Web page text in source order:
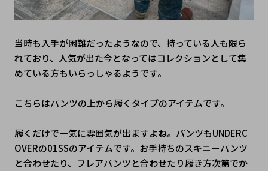
当時も入手が困難だったようなので、持っている人も限ら
れており、人気が出た今となってはコレクションとして集
めている方もいらっしゃるようです。
こちらはパンツの上から履くタイプのアイテムです。
履くだけで一気に雰囲気が出ますよね。パンツもUNDERC
OVERの01SSのアイテムです。お手持ちのスキニーパンツ
と合わせたり、フレアパンツと合わせたり履き方次第でか